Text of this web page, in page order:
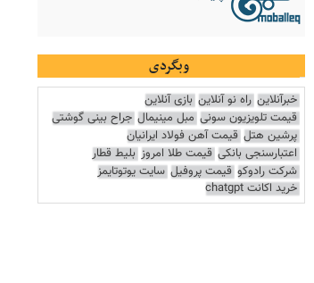
وبگردی
خبرآنلاین راه نو آنلاین بازی آنلاین
قیمت تلویزیون سونی مبل مینیمال جراح بینی گوشتی
پرشین هتل قیمت آهن فولاد ایرانیان
اعتبارسنجی بانکی قیمت طلا امروز بلیط قطار
شرکت رادوکو قیمت پروفیل سایت یوتوتایمز
خرید اکانت chatgpt